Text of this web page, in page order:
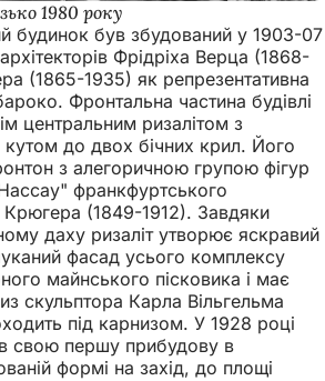
1980 року
будинок був збудований у 1903-07
Фрідріха Верца (1868-
(1865-1935) як репрезентативна
Фронтальна частина будівлі
центральним ризалітом з
кутом до двох бічних крил. Його
з алегоричною групою фігур
франкфуртського
(1849-1912). Завдяки
даху ризаліт утворює яскравий
фасад усього комплексу
майнського пісковика і має
скульптора Карла Вільгельма
під карнизом. У 1928 році
свою першу прибудову в
формі на захід, до площі